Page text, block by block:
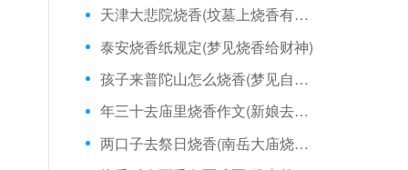
天津大悲院烧香(坟墓上烧香有两根断了)
泰安烧香纸规定(梦见烧香给财神)
孩子来普陀山怎么烧香(梦见自己有人给我烧香)
年三十去庙里烧香作文(新娘去庙里烧香)
两口子去祭日烧香(南岳大庙烧香前讲究)